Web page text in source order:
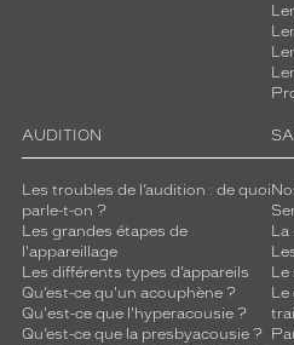
AUDITION
Les troubles de l’audition : de quoi
parle-t-on ?
Les grandes étapes de
l'appareillage
Les différents types d’appareils
Qu’est-ce qu'un acouphène ?
Qu'est-ce que l'hyperacousie ?
Qu’est-ce que la presbyacousie ?
La